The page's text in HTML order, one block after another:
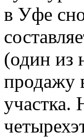
в Уфе
(один из
продажу
участка.